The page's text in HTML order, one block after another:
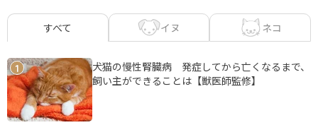
すべて イヌ ネコ
1
犬猫の慢性腎臓病 発症してから亡くなるまで、
飼い主ができることは【獣医師監修】